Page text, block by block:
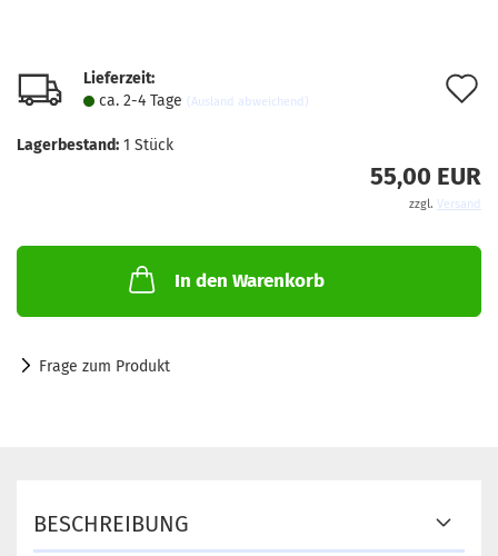
Lieferzeit:
ca. 2-4 Tage (Ausland abweichend)
Lagerbestand: 1 Stück
55,00 EUR
zzgl. Versand
In den Warenkorb
Frage zum Produkt
BESCHREIBUNG